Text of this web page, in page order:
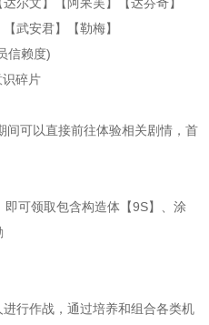
武安君】【勒梅】
信赖度)
识碎片
间可以直接前往体验相关剧情，首
可领取包含构造体【9S】、涂
行作战，通过培养和组合各类机